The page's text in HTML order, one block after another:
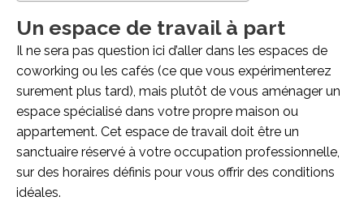
Un espace de travail à part
Il ne sera pas question ici d’aller dans les espaces de
coworking ou les cafés (ce que vous expérimenterez
surement plus tard), mais plutôt de vous aménager un
espace spécialisé dans votre propre maison ou
appartement. Cet espace de travail doit être un
sanctuaire réservé à votre occupation professionnelle,
sur des horaires définis pour vous offrir des conditions
idéales.